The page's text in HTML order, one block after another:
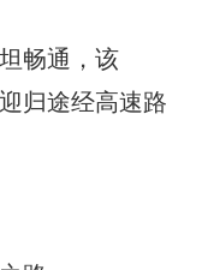
畅通，该
归途经高速路